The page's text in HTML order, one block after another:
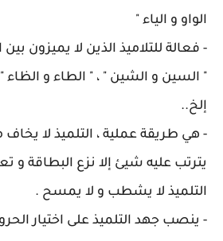
الواو و الياء "
- فعالة للتلاميذ الذين لا يميزون
" السين و الشين " ، " الطاء و الظاء
إلخ..
- هي طريقة عملية ، التلميذ لا
يترتب عليه شيئ إلا نزع البطاقة و
التلميذ لا يشطب و لا يمسح .
- ينصب جهد التلميذ على اختيار